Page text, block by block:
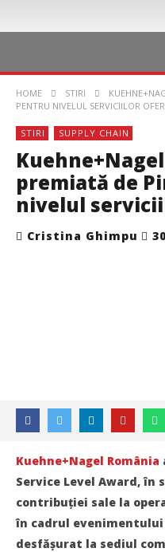
HOME STIRI
PENTRU NIVELUL SERVICIILOR
STIRI SUPPLY CHAIN
premiată de
nivelul
Cristina Ghimpu
Kuehne+Nagel România
Service Level Award, în
contribuției sale la
în cadrul
desfășurat la sediul